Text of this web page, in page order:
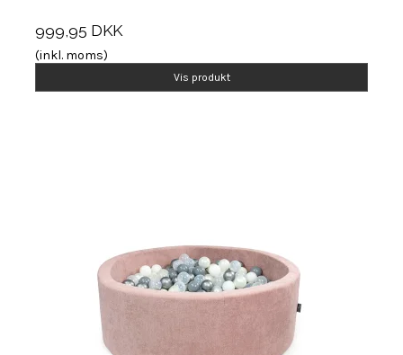
999,95 DKK
(inkl. moms)
Vis produkt